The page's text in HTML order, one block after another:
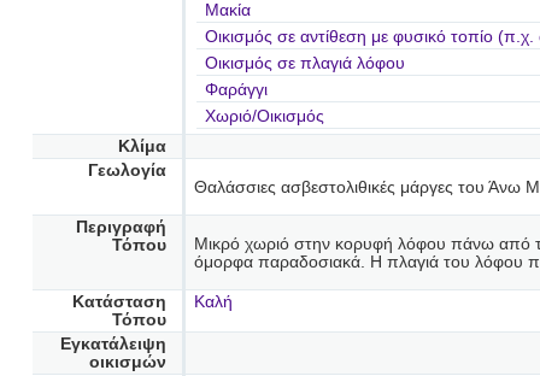
Μακία
Οικισμός σε αντίθεση με φυσικό τοπίο (π.χ.
Οικισμός σε πλαγιά λόφου
Φαράγγι
Χωριό/Οικισμός
Κλίμα
Γεωλογία
Θαλάσσιες ασβεστολιθικές μάργες του Άνω
Περιγραφή
Τόπου
Μικρό χωριό στην κορυφή λόφου πάνω από
όμορφα παραδοσιακά. Η πλαγιά του λόφου
Κατάσταση
Τόπου
Καλή
Εγκατάλειψη
οικισμών